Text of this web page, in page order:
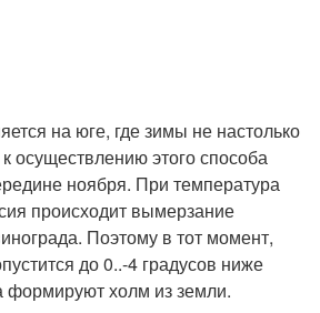
на юге, где зимы не настолько
осуществлению этого способа
ноября. При температура
происходит вымерзание
Поэтому в тот момент,
до 0..-4 градусов ниже
формируют холм из земли.